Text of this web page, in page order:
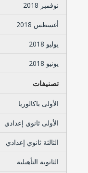
نوفمبر 2018
أغسطس 2018
يوليو 2018
يونيو 2018
تصنيفات
الأولى باكالوريا
الأولى ثانوي إعدادي
الثالثة ثانوي إعدادي
الثانوية التأهيلية